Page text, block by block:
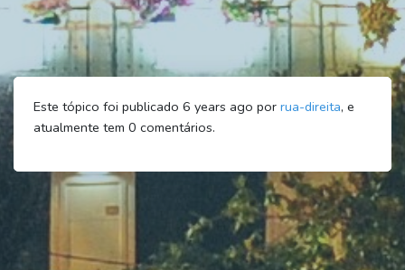
Este tópico foi publicado 6 years ago por rua-direita, e
atualmente tem 0 comentários.